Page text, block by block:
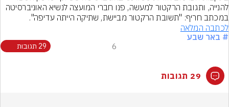
במכתב חריף: "תשובת הרקטור מביישת, שתיקה הייתה עדיפה".
לכתבה המלאה
# באר שבע
6 29 תגובות
29 תגובות